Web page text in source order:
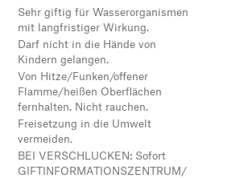
Sehr giftig für Wasserorganismen
mit langfristiger Wirkung.
Darf nicht in die Hände von
Kindern gelangen.
Von Hitze/Funken/offener
Flamme/heißen Oberflächen
fernhalten. Nicht rauchen.
Freisetzung in die Umwelt
vermeiden.
BEI VERSCHLUCKEN: Sofort
GIFTINFORMATIONSZENTRUM/